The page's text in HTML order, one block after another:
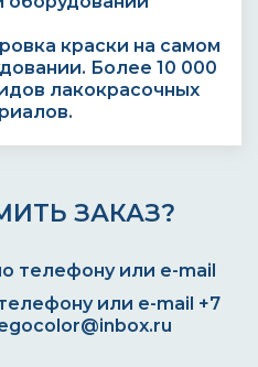
краски на самом
Более 10 000
лакокрасочных
ЗАКАЗ?
или e-mail +7